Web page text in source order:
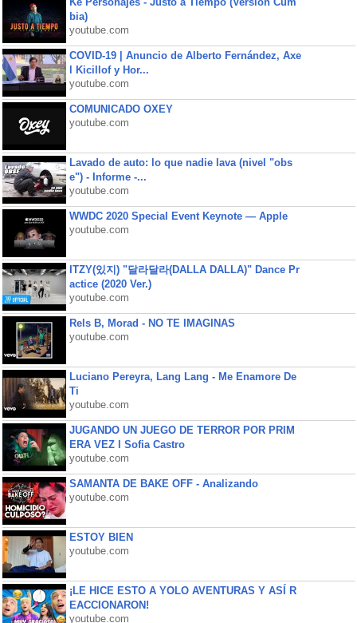
bia)
youtube.com
COVID-19 | Anuncio de Alberto Fernández, Axe
l Kicillof y Hor...
youtube.com
COMUNICADO OXEY
youtube.com
Lavado de auto: lo que nadie lava (nivel "obs
e") - Informe -...
youtube.com
WWDC 2020 Special Event Keynote — Apple
youtube.com
ITZY(있지) "달라달라(DALLA DALLA)" Dance Pr
actice (2020 Ver.)
youtube.com
Rels B, Morad - NO TE IMAGINAS
youtube.com
Luciano Pereyra, Lang Lang - Me Enamore De
Ti
youtube.com
JUGANDO UN JUEGO DE TERROR POR PRIM
ERA VEZ l Sofia Castro
youtube.com
SAMANTA DE BAKE OFF - Analizando
youtube.com
ESTOY BIEN
youtube.com
¡LE HICE ESTO A YOLO AVENTURAS Y ASÍ R
EACCIONARON!
youtube.com